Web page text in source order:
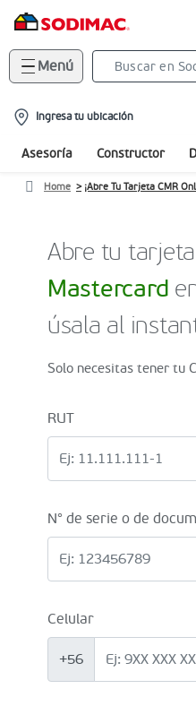
Menú
location-
icon
Ingresa tu ubicación
Asesoría Constructor
Home ¡Abre Tu Tarjeta CMR
Abre tu tarjeta
Mastercard
úsala al
Solo necesitas tener tu
RUT
N° de serie o de
Celular
+56